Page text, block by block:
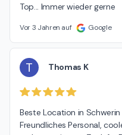
Top... Immer wieder gerne
Vor 3 Jahren auf Google
T Thomas K
Beste Location in
Freundliches Personal,